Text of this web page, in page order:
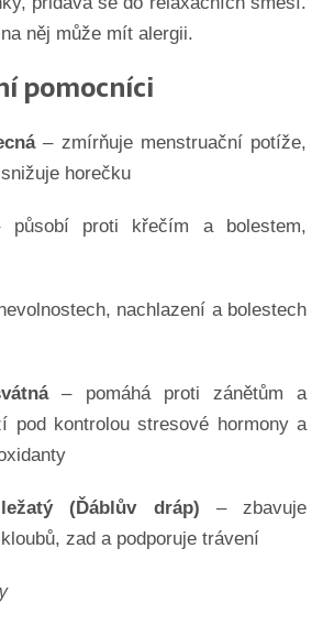
něj může mít alergii.
pomocníci
– zmírňuje menstruační potíže,
horečku
působí proti křečím a bolestem,
nachlazení a bolestech
– pomáhá proti zánětům a
pod kontrolou stresové hormony a
(Ďáblův dráp) – zbavuje
zad a podporuje trávení